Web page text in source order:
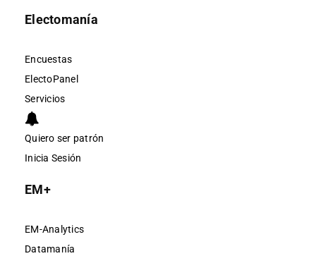
Electomanía
Encuestas
ElectoPanel
Servicios
Quiero ser patrón
Inicia Sesión
EM+
EM-Analytics
Datamanía